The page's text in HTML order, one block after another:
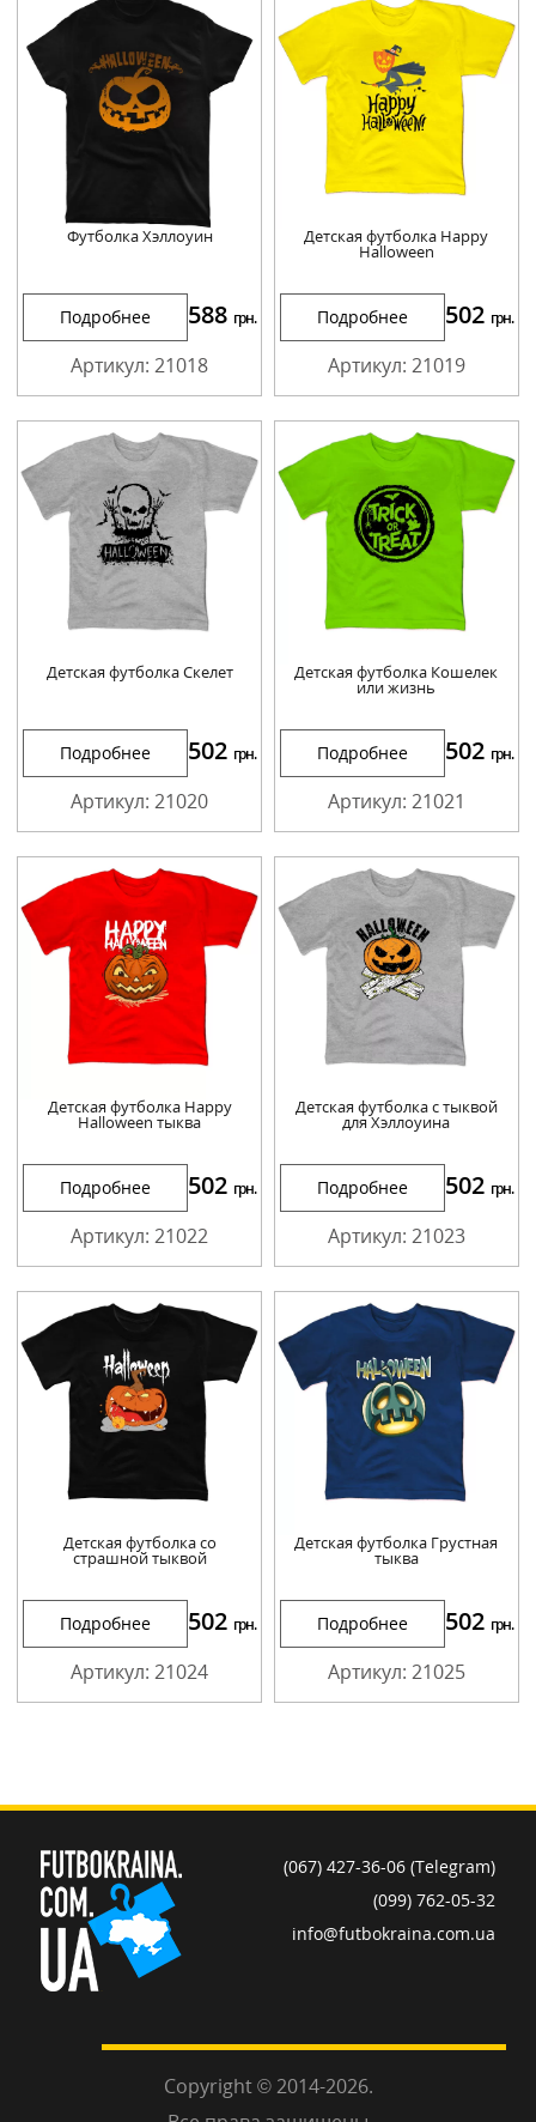
Футболка Хэллоуин
Подробнее 588 грн.
Артикул: 21018
Детская футболка Happy
Halloween
Подробнее 502 грн.
Артикул: 21019
Детская футболка Скелет
Подробнее 502 грн.
Артикул: 21020
Детская футболка Кошелек
или жизнь
Подробнее 502 грн.
Артикул: 21021
Детская футболка Happy
Halloween тыква
Подробнее 502 грн.
Артикул: 21022
Детская футболка с тыквой
для Хэллоуина
Подробнее 502 грн.
Артикул: 21023
Детская футболка со
страшной тыквой
Подробнее 502 грн.
Артикул: 21024
Детская футболка Грустная
тыква
Подробнее 502 грн.
Артикул: 21025
(067) 427-36-06 (Telegram)
(099) 762-05-32
info@futbokraina.com.ua
Copyright © 2014-2026.